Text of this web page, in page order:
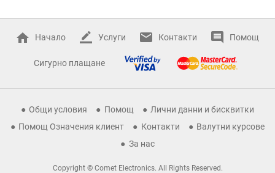
Начало Услуги Контакти Помощ
Сигурно плащане
Общи условия Помощ
Лични данни и бисквитки
Помощ Означения клиент
Контакти
Валутни курсове
За нас
Copyright © Comet Electronics. All Rights Reserved.